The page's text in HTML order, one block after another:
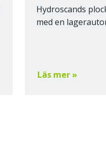
Hydroscands
med en
Läs mer »